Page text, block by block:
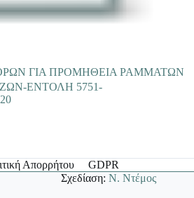
ΓΙΑ ΠΡΟΜΗΘΕΙΑ ΡΑΜΜΑΤΩΝ
ΕΝΤΟΛΗ 5751-
Απορρήτου
GDPR
Σχεδίαση:Ν. Ντέμος